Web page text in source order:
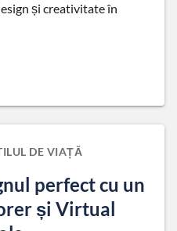
și creativitate în
DE VIAȚĂ
perfect cu un
și Virtual